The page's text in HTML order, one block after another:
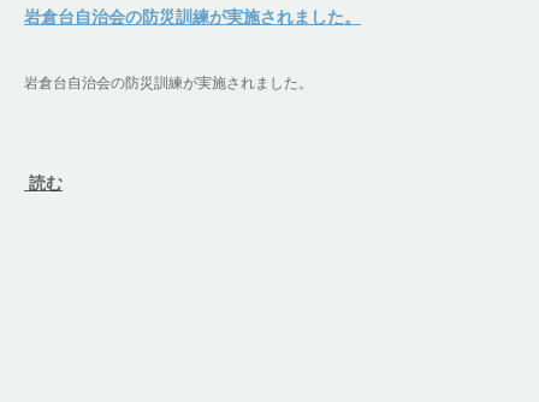
岩倉台自治会の防災訓練が実施されました。
岩倉台自治会の防災訓練が実施されました。
読む